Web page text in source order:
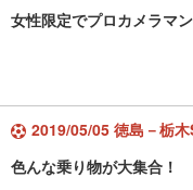
女性限定でプロカメラマ
2019/05/05 徳島－栃木
色んな乗り物が大集合！